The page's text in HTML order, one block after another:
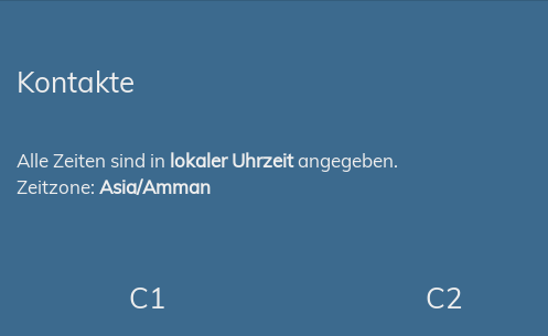
Kontakte
Alle Zeiten sind in lokaler Uhrzeitangegeben.
Zeitzone: Asia/Amman
C1 C2